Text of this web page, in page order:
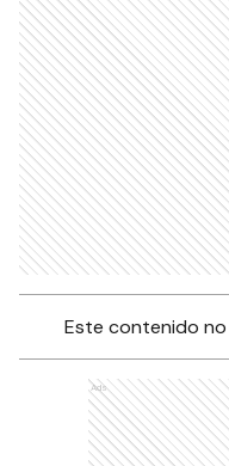
Este contenido
Ads